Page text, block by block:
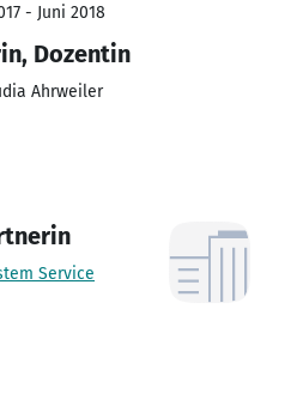
- Juni 2018
Dozentin
Ahrweiler
Service